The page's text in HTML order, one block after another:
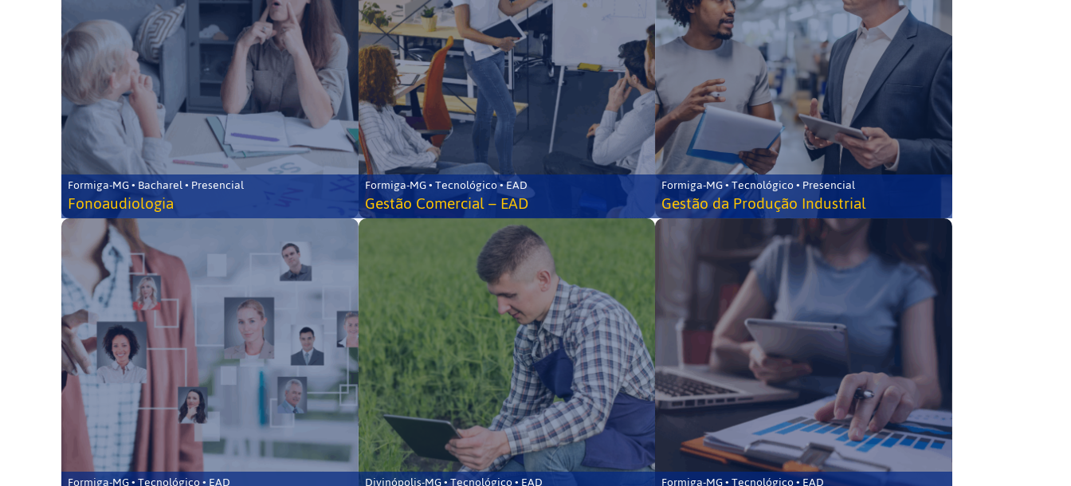
Formiga-MG • Bacharel • Presencial
Fonoaudiologia
Formiga-MG • Tecnológico • EAD
Gestão Comercial – EAD
Formiga-MG • Tecnológico • Presencial
Gestão da Produção Industrial